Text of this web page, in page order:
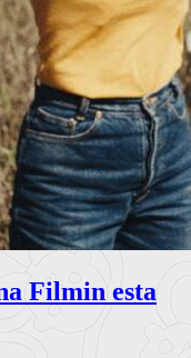
Filmin esta